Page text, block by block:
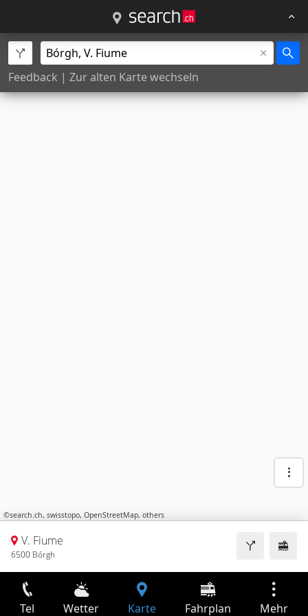
Feedback | Zur alten Karte wechseln
©search.ch, swisstopo, OpenStreetMap, others
V. Fiume
6500 Bórgh
Tel Wetter Karte Fahrplan Mehr